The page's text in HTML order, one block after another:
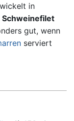
in
Schweinefilet
gut, wenn
serviert